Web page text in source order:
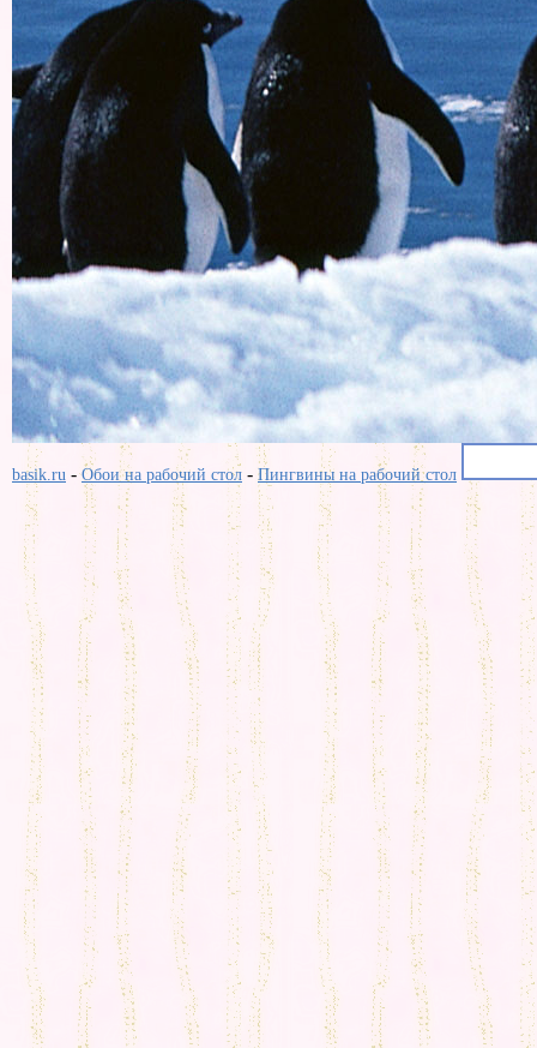
basik.ru -Обои на рабочий стол - Пингвины на рабочий стол